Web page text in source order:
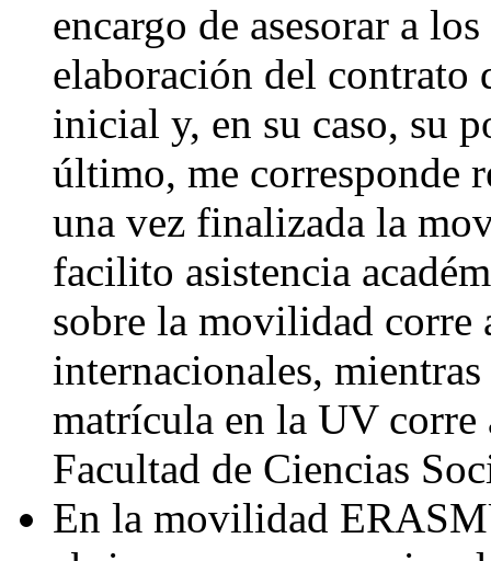
encargo de asesorar a
elaboración del contrato
inicial y, en su caso, su
último, me corresponde
una vez finalizada la
facilito asistencia
sobre la movilidad corre
internacionales,
matrícula en la UV corre
Facultad de Ciencias
En la movilidad